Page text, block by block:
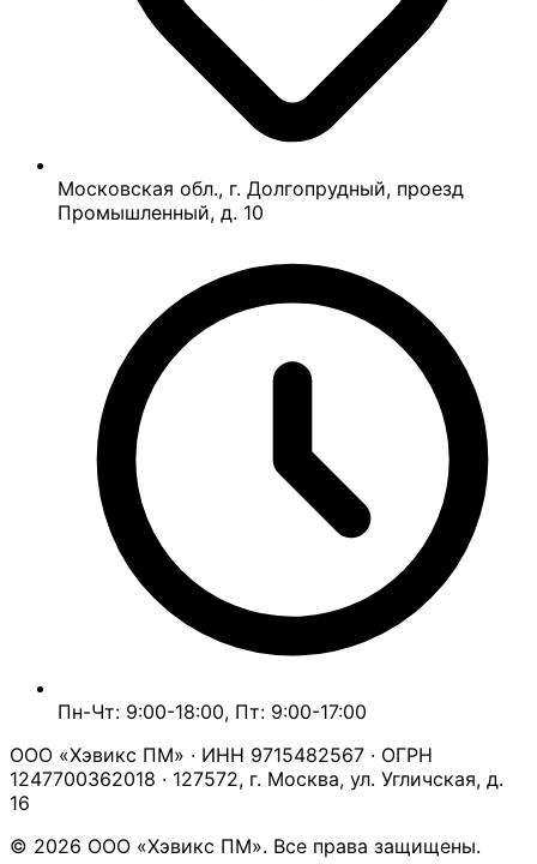
Московская обл., г. Долгопрудный, проезд
Промышленный, д. 10
Пн-Чт: 9:00-18:00, Пт: 9:00-17:00
ООО «Хэвикс ПМ» · ИНН 9715482567 · ОГРН
1247700362018 · 127572, г. Москва, ул. Угличская, д.
16
© 2026 ООО «Хэвикс ПМ». Все права защищены.